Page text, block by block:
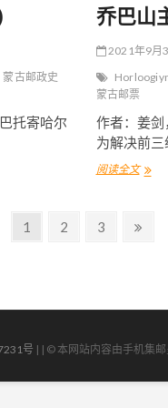
蒙古邮政史
托寄哈尔
乔巴山
2021年9月
蒙古邮票
作者：姜剑
为解决前
阅读全文乔
政
票
十
P
1
P
2
P
3
p
g
号 | | © 本网站内容由手机集